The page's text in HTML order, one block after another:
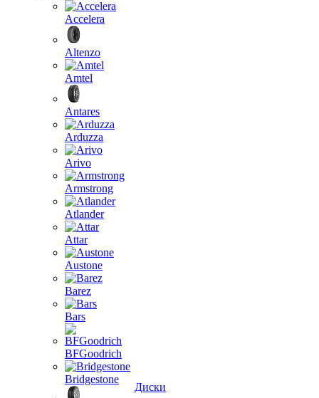
Accelera
Altenzo
Amtel
Antares
Arduzza
Arivo
Armstrong
Atlander
Attar
Austone
Barez
Bars
BFGoodrich
Bridgestone
Диски